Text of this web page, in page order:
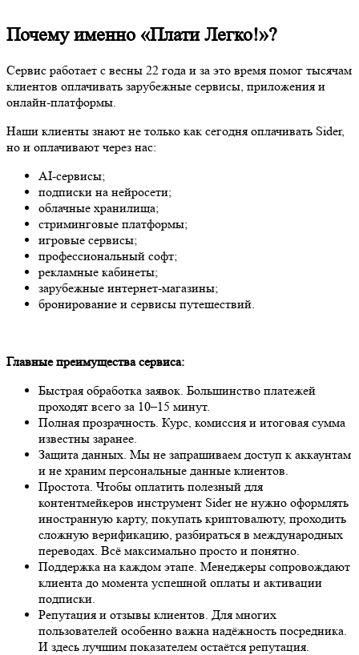
Почему именно «Плати Легко!»?
Сервис работает с весны 22 года и за это время помог тысячам
клиентов оплачивать зарубежные сервисы, приложения и
онлайн-платформы.
Наши клиенты знают не только как сегодня оплачивать Sider,
но и оплачивают через нас:
AI-сервисы;
подписки на нейросети;
облачные хранилища;
стриминговые платформы;
игровые сервисы;
профессиональный софт;
рекламные кабинеты;
зарубежные интернет-магазины;
бронирование и сервисы путешествий.
Главные преимущества сервиса:
Быстрая обработка заявок. Большинство платежей
проходят всего за 10–15 минут.
Полная прозрачность. Курс, комиссия и итоговая сумма
известны заранее.
Защита данных. Мы не запрашиваем доступ к аккаунтам
и не храним персональные данные клиентов.
Простота. Чтобы оплатить полезный для
контентмейкеров инструмент Sider не нужно оформлять
иностранную карту, покупать криптовалюту, проходить
сложную верификацию, разбираться в международных
переводах. Всё максимально просто и понятно.
Поддержка на каждом этапе. Менеджеры сопровождают
клиента до момента успешной оплаты и активации
подписки.
Репутация и отзывы клиентов. Для многих
пользователей особенно важна надёжность посредника.
И здесь лучшим показателем остаётся репутация.